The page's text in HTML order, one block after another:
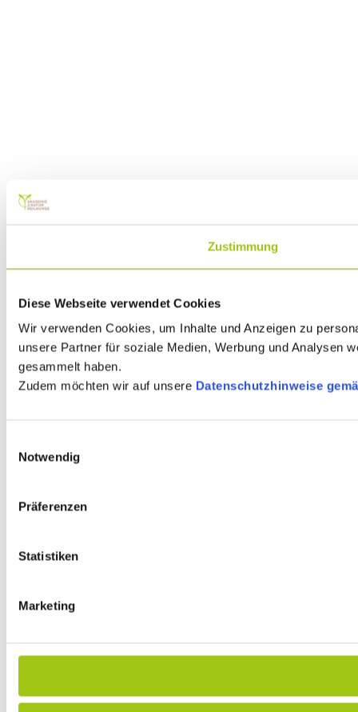
Zustimmung
Diese Webseite verwendet Cookies
Wir verwenden Cookies, um Inhalte und Anzeigen zu
unsere Partner für soziale Medien, Werbung und Analysen
gesammelt haben.
Zudem möchten wir auf unsere Datenschutzhinweise
Notwendig
Präferenzen
Statistiken
Marketing